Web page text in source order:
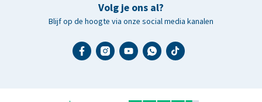
Volg je ons al?
Blijf op de hoogte via onze social media kanalen